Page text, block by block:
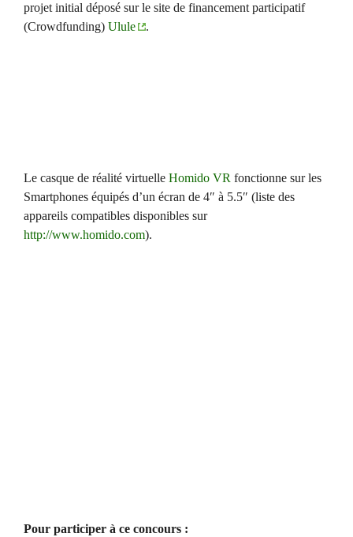
projet initial déposé sur le site de financement participatif
(Crowdfunding) Ulule .
Le casque de réalité virtuelle Homido VR fonctionne sur les
Smartphones équipés d’un écran de 4″ à 5.5″ (liste des
appareils compatibles disponibles sur
http://www.homido.com).
Pour participer à ce concours :